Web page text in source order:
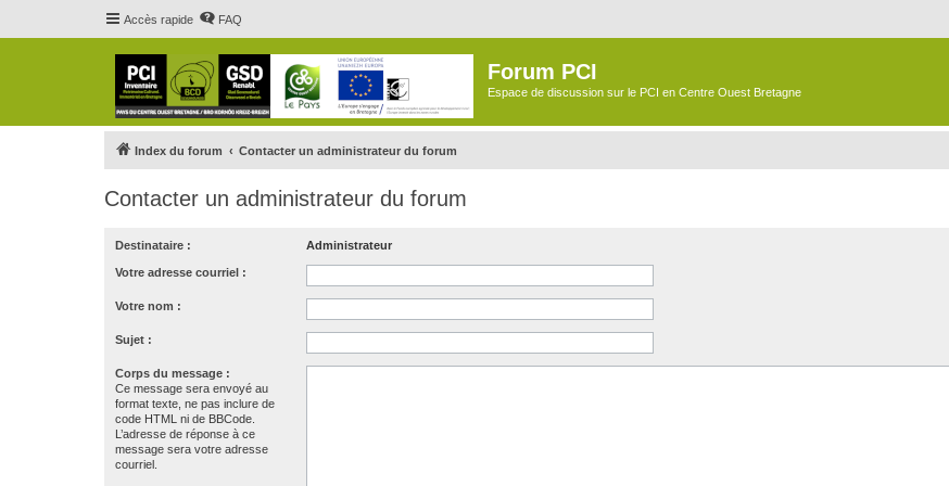
Accès rapide FAQ
Forum PCI
Espace de discussion sur le PCI en Centre Ouest Bretagne
Index du forum Contacter un administrateur du forum
Contacter un administrateur du forum
Destinataire : Administrateur
Votre adresse courriel :
Votre nom :
Sujet :
Corps du message :
Ce message sera envoyé au
format texte, ne pas inclure de
code HTML ni de BBCode.
L’adresse de réponse à ce
message sera votre adresse
courriel.